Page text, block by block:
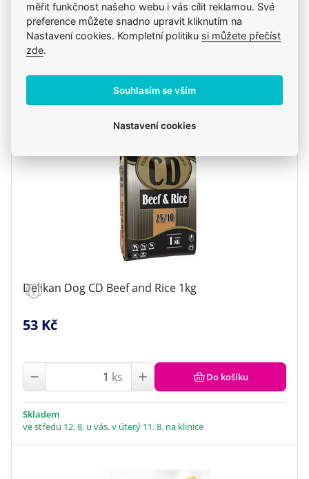
ks Do košíku
Skladem
Delikan Dog CD Beef and Rice 1kg
53 Kč
ks Do košíku
Skladem
ve středu 12. 8. u vás, v úterý 11. 8. na klinice
měřit funkčnost našeho webu i vás cílit reklamou. Své
preference můžete snadno upravit kliknutím na
Nastavení cookies. Kompletní politiku si můžete přečíst
zde.
Souhlasím se vším
Nastavení cookies